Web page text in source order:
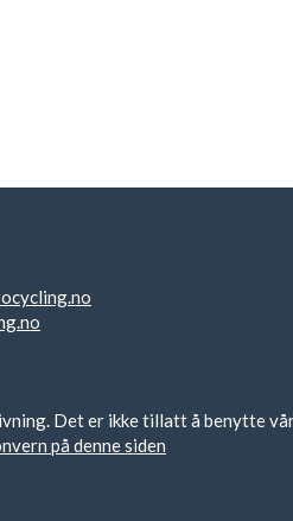
Det er ikke tillatt å benytte
på denne siden